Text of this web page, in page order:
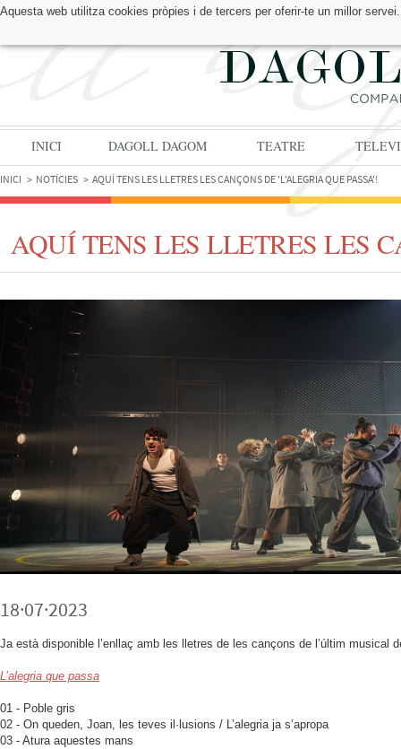
Aquesta web utilitza cookies pròpies i de tercers per oferir-te un millor
TROBA'NS A:
INICI DAGOLL DAGOM TEATRE
INICI NOTÍCIES AQUÍ TENS LES LLETRES LES CANÇONS DE 'L'ALEGRIA QUE PASSA'!
AQUÍ TENS LES LLETRES LES
18·07·2023
Ja està disponible l’enllaç amb les lletres de les cançons de l’últim musical
L’alegria que passa
01 - Poble gris
02 - On queden, Joan, les teves il·lusions / L’alegria ja s’apropa
03 - Atura aquestes mans